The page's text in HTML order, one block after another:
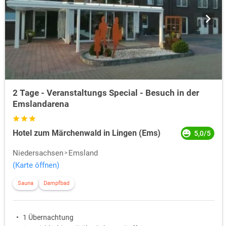
2 Tage - Veranstaltungs Special - Besuch in der
Emslandarena
Hotel zum Märchenwald in Lingen (Ems) 5,0/5
Niedersachsen
Emsland
(Karte öffnen)
Sauna Dampfbad
1 Übernachtung